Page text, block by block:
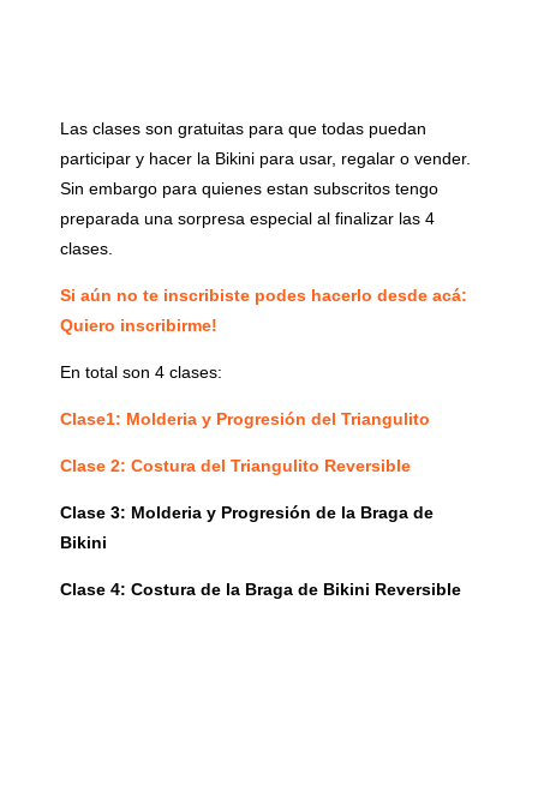
Las clases son gratuitas para que todas puedan
participar y hacer la Bikini para usar, regalar o vender.
Sin embargo para quienes estan subscritos tengo
preparada una sorpresa especial al finalizar las 4
clases.
Si aún no te inscribiste podes hacerlo desde acá:
Quiero inscribirme!
En total son 4 clases:
Clase1: Molderia y Progresión del Triangulito
Clase 2: Costura del Triangulito Reversible
Clase 3: Molderia y Progresión de la Braga de
Bikini
Clase 4: Costura de la Braga de Bikini Reversible